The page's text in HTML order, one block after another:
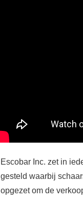
Escobar Inc. zet in
gesteld waarbij
opgezet om de